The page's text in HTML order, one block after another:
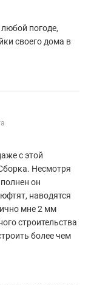
погоде,
своего дома в
с этой
Несмотря
он
наводятся
мне 2 мм
строительства
более чем